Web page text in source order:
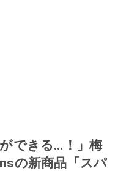
できる…！」梅
の新商品「スパ